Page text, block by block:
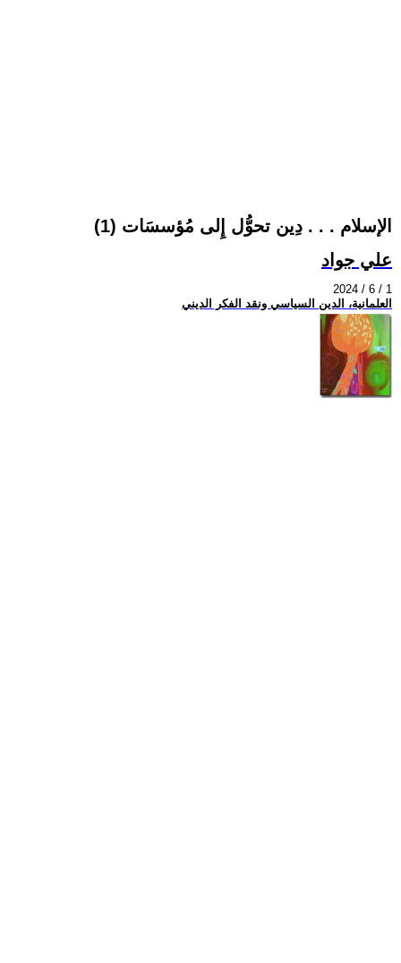
الإسلام . . . دِين تحوُّل إِلى مُؤسسَات (1)
علي جواد
2024 / 6 / 1
العلمانية، الدين السياسي ونقد الفكر الديني